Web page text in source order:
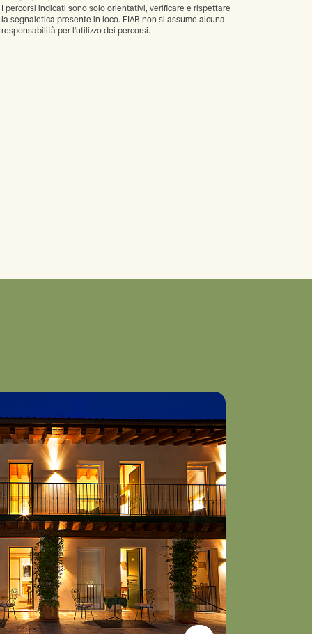
I percorsi indicati sono solo orientativi, verificare e rispettare
la segnaletica presente in loco. FIAB non si assume alcuna
responsabilità per l'utilizzo dei percorsi.